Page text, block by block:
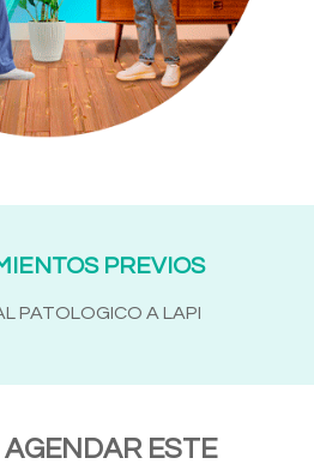
PREVIOS
PATOLOGICO A LAPI
ESTE